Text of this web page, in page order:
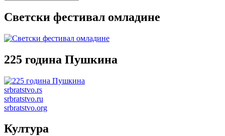
Светски фестивал омладине
225 година Пушкина
srbratstvo.rs
srbratstvo.ru
srbratstvo.org
Култура